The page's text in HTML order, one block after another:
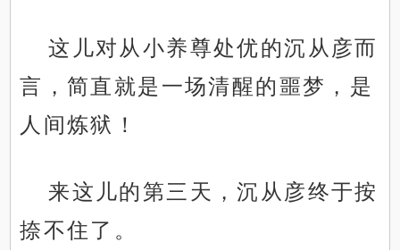
这儿对从小养尊处优的沉从彦而
言，简直就是一场清醒的噩梦，是
人间炼狱！
来这儿的第三天，沉从彦终于按
捺不住了。